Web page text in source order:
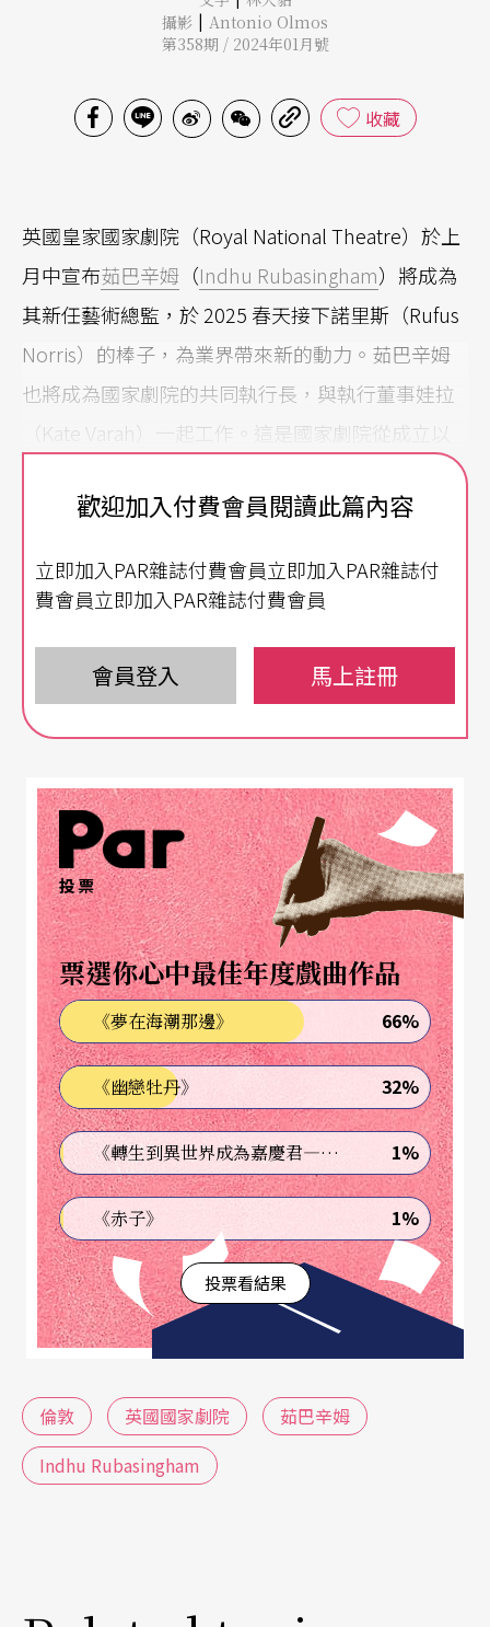
攝影 | Antonio Olmos
第358期 / 2024年01月號
收藏
英國皇家國家劇院（Royal National Theatre）於上
月中宣布茹巴辛姆 （Indhu Rubasingham）將成為
其新任藝術總監，於 2025 春天接下諾里斯（Rufus
Norris）的棒子，為業界帶來新的動力。茹巴辛姆
也將成為國家劇院的共同執行長，與執行董事娃拉
（Kate Varah）一起工作。這是國家劇院從成立以
來，第一次由非白人女性站上領導的位置，也因此
劇場藝術從業者皆對此消息感到興奮不已。
2012 年，茹巴辛姆成為倫敦西北邊的窯劇院（Kiln
Theatre）藝術總監，當時她也是業界第一位經營倫
敦大型劇院的非白人女性，不僅監督900萬英鎊的資
金運作，於 2018 年重建與重新塑造窯劇院的建築與
品牌（前為三輪車劇院 Tricycle Theatre），也讓新
一。
茹巴辛姆在國家劇院的3個舞台皆有作品展演，其於
劇院最大舞台奧利維耶（Olivier theatre）的作品
《印度國父與其殺手》（The Father and the Assas
sin）於 2022 年5月首演，因其受歡迎程度，去年中
又再度重回此舞台。
諾里斯自 2015 年成為國家劇院藝術總監，他認為過
去8年可謂多采多姿，帶領劇院經歷了英國脫歐、新
冠疫情、「黑人的生命也是命」（Black Lives Matte
r）、5個首相及10個文化部長的替換等，這些社會
變動都為劇院帶來刺激，諾里斯也成功帶團隊走出
困境。他專注於前瞻性的作品，並給予經典作品新
生命，而在窯劇院引進新創劇作的茹巴辛姆接下總
監位子後，人們也期待她如何更擴展國家劇院舞台
給更多元背景的藝術家創作空間。53 歲的茹巴辛姆
認為能成為國家劇院藝術總監是這個世界上最好的
工作：「劇場具有改變的力量——透過分享經驗和
歡迎加入付費會員閱讀此篇內容
立即加入PAR雜誌付費會員立即加入PAR雜誌付
費會員立即加入PAR雜誌付費會員
會員登入 馬上註冊
投票
票選你心中最佳年度戲曲作品
《夢在海潮那邊》 66%
《幽戀牡丹》 32%
《轉生到異世界成為嘉慶君—發現我的祖先是詐騙集團!?》 1%
《赤子》 1%
投票看結果
倫敦 英國國家劇院
茹巴辛姆
Indhu Rubasingham